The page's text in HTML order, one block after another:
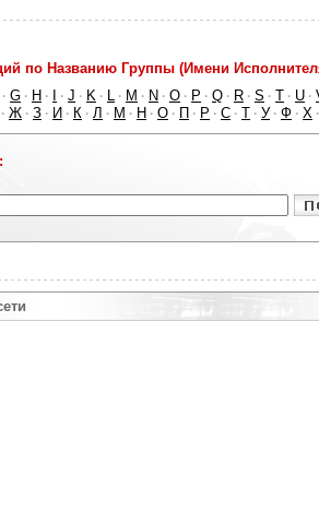
по Названию Группы (Имени
· G · H · · J · K · L · M · N · O · P · Q · R · S · T · U ·
· Ж · З · И · К · Л · М · Н · О · П · Р · С · Т · У · Ф · Х